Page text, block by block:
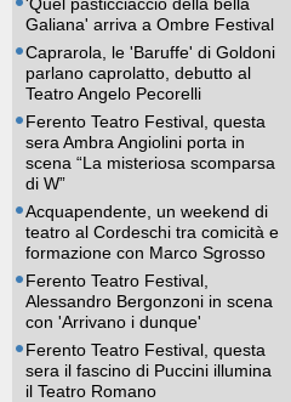
Galiana' arriva a Ombre Festival
Caprarola, le 'Baruffe' di Goldoni
parlano caprolatto, debutto al
Teatro Angelo Pecorelli
Ferento Teatro Festival, questa
sera Ambra Angiolini porta in
scena “La misteriosa scomparsa
di W”
Acquapendente, un weekend di
teatro al Cordeschi tra comicità e
formazione con Marco Sgrosso
Ferento Teatro Festival,
Alessandro Bergonzoni in scena
con 'Arrivano i dunque'
Ferento Teatro Festival, questa
sera il fascino di Puccini illumina
il Teatro Romano